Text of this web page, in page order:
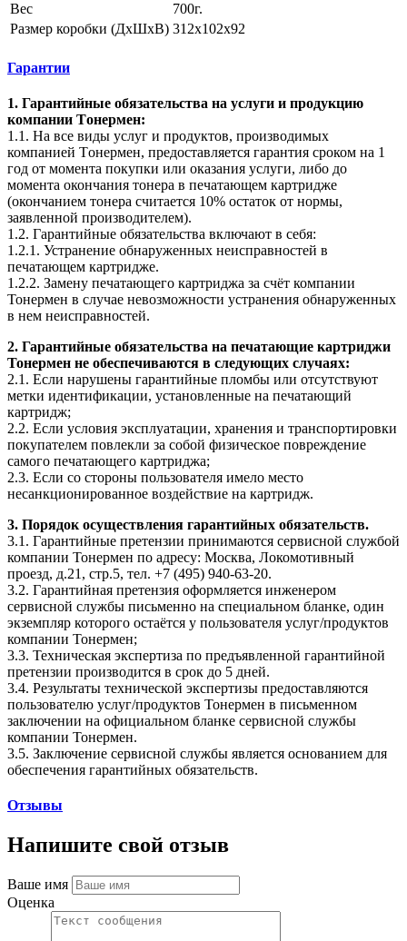
Вес
700г.
Размер коробки (ДхШхВ) 312х102х92
Гарантии
1. Гарантийные обязательства на услуги и продукцию
компании Tонермен:
1.1. На все виды услуг и продуктов, производимых
компанией Tонермен, предоставляется гарантия сроком на 1
год от момента покупки или оказания услуги, либо до
момента окончания тонера в печатающем картридже
(окончанием тонера считается 10% остаток от нормы,
заявленной производителем).
1.2. Гарантийные обязательства включают в себя:
1.2.1. Устранение обнаруженных неисправностей в
печатающем картридже.
1.2.2. Замену печатающего картриджа за счёт компании
Тонермен в случае невозможности устранения обнаруженных
в нем неисправностей.
2. Гарантийные обязательства на печатающие картриджи
Тонермен не обеспечиваются в следующих случаях:
2.1. Если нарушены гарантийные пломбы или отсутствуют
метки идентификации, установленные на печатающий
картридж;
2.2. Если условия эксплуатации, хранения и транспортировки
покупателем повлекли за собой физическое повреждение
самого печатающего картриджа;
2.3. Если со стороны пользователя имело место
несанкционированное воздействие на картридж.
3. Порядок осуществления гарантийных обязательств.
3.1. Гарантийные претензии принимаются сервисной службой
компании Тонермен по адресу: Москва, Локомотивный
проезд, д.21, стр.5, тел. +7 (495) 940-63-20.
3.2. Гарантийная претензия оформляется инженером
сервисной службы письменно на специальном бланке, один
экземпляр которого остаётся у пользователя услуг/продуктов
компании Тонермен;
3.3. Техническая экспертиза по предъявленной гарантийной
претензии производится в срок до 5 дней.
3.4. Результаты технической экспертизы предоставляются
пользователю услуг/продуктов Тонермен в письменном
заключении на официальном бланке сервисной службы
компании Тонермен.
3.5. Заключение сервисной службы является основанием для
обеспечения гарантийных обязательств.
Отзывы
Напишите свой отзыв
Ваше имя
Оценка